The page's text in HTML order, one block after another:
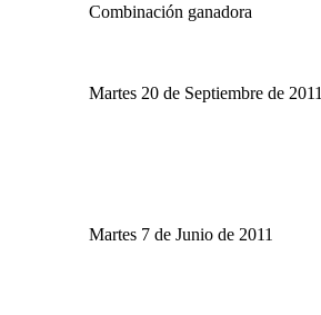
Combinación ganadora
Martes 20 de Septiembre de 2011
Martes 7 de Junio de 2011